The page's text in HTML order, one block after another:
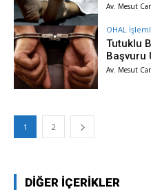
Av. Mesut
OHAL
Tutuklu
Başvuru
Av. Mesut
1 2
DİĞER İÇERİKLER